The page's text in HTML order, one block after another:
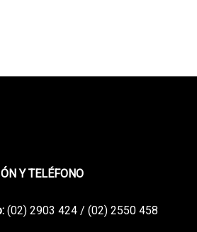
Y TELÉFONO
(02) 2903 424 / (02) 2550 458